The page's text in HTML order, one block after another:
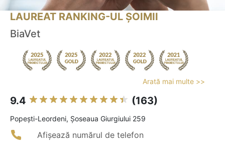
LAUREAT RANKING-UL ȘOIMII
BiaVet
Arată mai multe >>
9.4 (163)
Popeşti-Leordeni, Șoseaua Giurgiului 259
Afișează numărul de telefon